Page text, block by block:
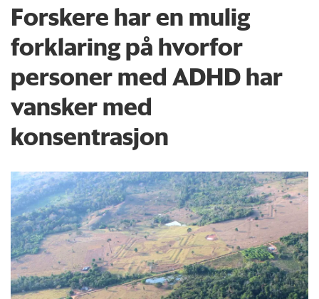
Forskere har en mulig
forklaring på hvorfor
personer med ADHD har
vansker med
konsentrasjon